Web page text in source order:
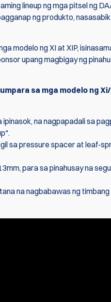
lineup ng mga pitsel ng
ng produkto,
modelo ng XI at XIP,
upang magbigay ng
sa mga modelo ng Xi/
na nagpapadali sa
sa pressure spacer at leaf-
para sa pinahusay na
na nagbabawas ng
X-Ray
na may